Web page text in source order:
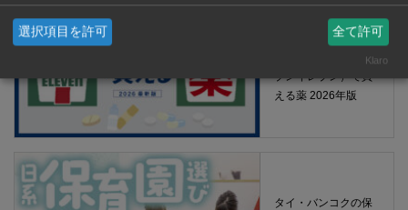
【タイ・バンコ
ク】 コンビニ（セ
ブンイレブン）で買
える薬 2026年版
タイ・バンコクの保
選択項目を許可 全て許可
Klaro